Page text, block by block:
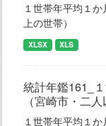
１世帯年平均１
上の世帯）
XLSX XLS
統計年鑑161_
（宮崎市・二
１世帯年平均１